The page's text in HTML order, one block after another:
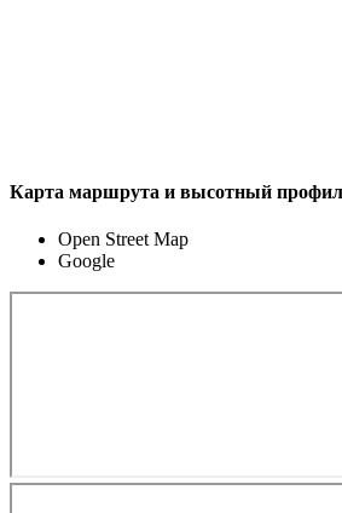
Карта маршрута и высотный
Open Street Map
Google